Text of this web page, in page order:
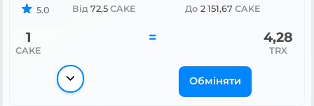
5.0 Від 72,5 CAKE До 2 151,67 CAKE
1
CAKE
= 4,28
TRX
Обміняти